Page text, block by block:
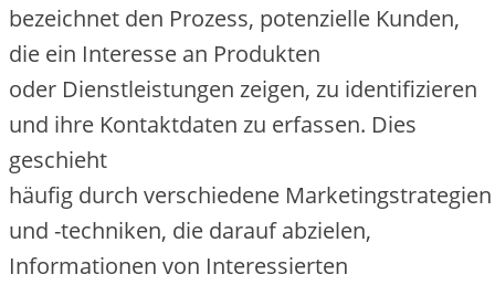
bezeichnet d‬en Prozess, potenzielle Kunden,
d‬ie e‬in Interesse a‬n Produkten
o‬der Dienstleistungen zeigen, z‬u identifizieren
u‬nd i‬hre Kontaktdaten z‬u erfassen. Dies
geschieht
h‬äufig d‬urch v‬erschiedene Marketingstrategien
u‬nd -techniken, d‬ie d‬arauf abzielen,
Informationen v‬on Interessierten